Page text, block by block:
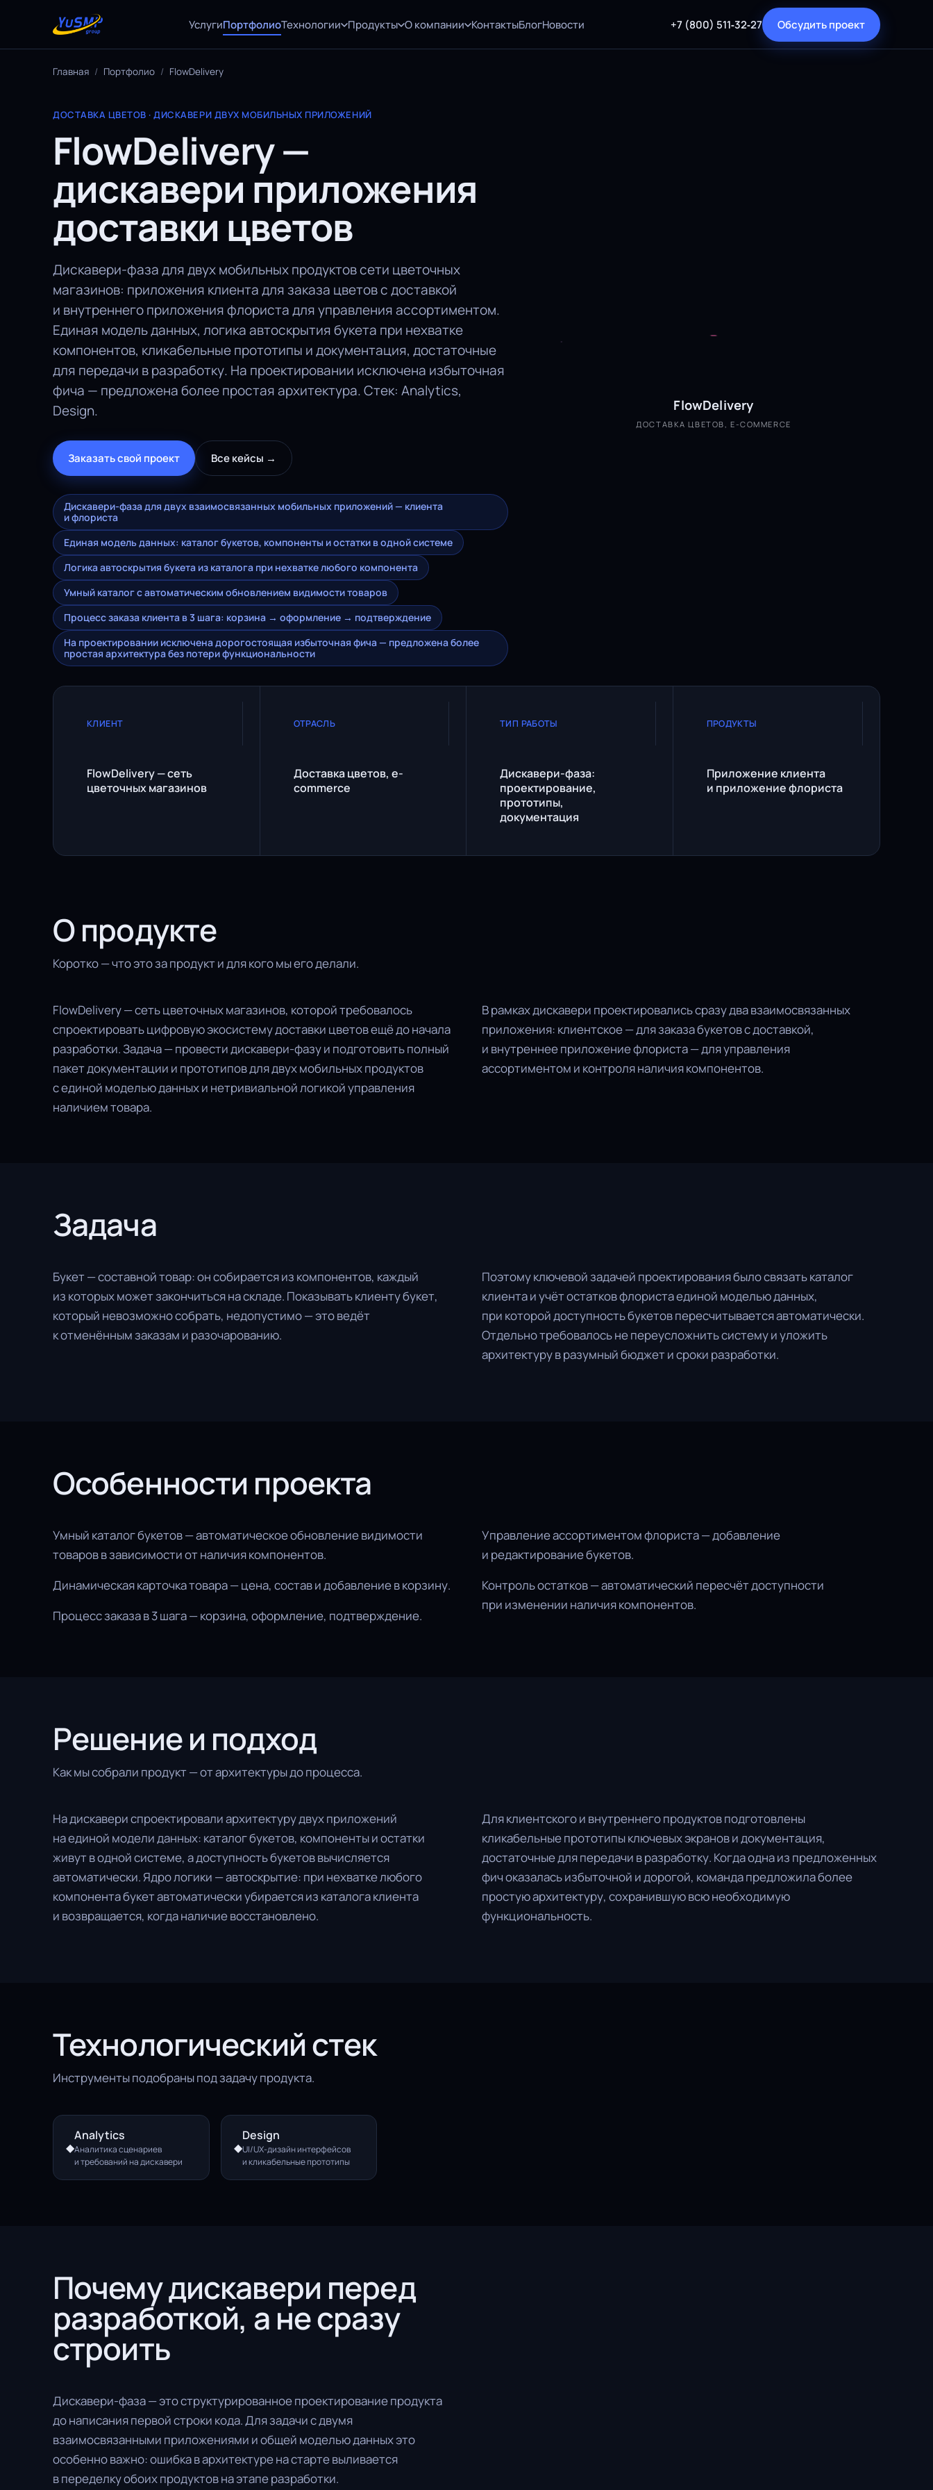
УслугиПортфолиоТехнологии Продукты О компании КонтактыБлогНовости +7 (800) 511‑32‑27 Обсудить проект
Главная / Портфолио / FlowDelivery
ДОСТАВКА ЦВЕТОВ · ДИСКАВЕРИ ДВУХ МОБИЛЬНЫХ ПРИЛОЖЕНИЙ
FlowDelivery —
дискавери приложения
доставки цветов
Дискавери-фаза для двух мобильных продуктов сети цветочных
магазинов: приложения клиента для заказа цветов с доставкой
и внутреннего приложения флориста для управления ассортиментом.
Единая модель данных, логика автоскрытия букета при нехватке
компонентов, кликабельные прототипы и документация, достаточные
для передачи в разработку. На проектировании исключена избыточная
фича — предложена более простая архитектура. Стек: Analytics,
Design.
Заказать свой проект Все кейсы →
Дискавери-фаза для двух взаимосвязанных мобильных приложений — клиента
и флориста
Единая модель данных: каталог букетов, компоненты и остатки в одной системе
Логика автоскрытия букета из каталога при нехватке любого компонента
Умный каталог с автоматическим обновлением видимости товаров
Процесс заказа клиента в 3 шага: корзина → оформление → подтверждение
На проектировании исключена дорогостоящая избыточная фича — предложена более
простая архитектура без потери функциональности
FlowDelivery
ДОСТАВКА ЦВЕТОВ, E-COMMERCE
КЛИЕНТ
FlowDelivery — сеть
цветочных магазинов
ОТРАСЛЬ
Доставка цветов, e-
commerce
ТИП РАБОТЫ
Дискавери-фаза:
проектирование,
прототипы,
документация
ПРОДУКТЫ
Приложение клиента
и приложение флориста
О продукте
Коротко — что это за продукт и для кого мы его делали.
FlowDelivery — сеть цветочных магазинов, которой требовалось
спроектировать цифровую экосистему доставки цветов ещё до начала
разработки. Задача — провести дискавери-фазу и подготовить полный
пакет документации и прототипов для двух мобильных продуктов
с единой моделью данных и нетривиальной логикой управления
наличием товара.
В рамках дискавери проектировались сразу два взаимосвязанных
приложения: клиентское — для заказа букетов с доставкой,
и внутреннее приложение флориста — для управления
ассортиментом и контроля наличия компонентов.
Задача
Букет — составной товар: он собирается из компонентов, каждый
из которых может закончиться на складе. Показывать клиенту букет,
который невозможно собрать, недопустимо — это ведёт
к отменённым заказам и разочарованию.
Поэтому ключевой задачей проектирования было связать каталог
клиента и учёт остатков флориста единой моделью данных,
при которой доступность букетов пересчитывается автоматически.
Отдельно требовалось не переусложнить систему и уложить
архитектуру в разумный бюджет и сроки разработки.
Особенности проекта
Умный каталог букетов — автоматическое обновление видимости
товаров в зависимости от наличия компонентов.
Динамическая карточка товара — цена, состав и добавление в корзину.
Процесс заказа в 3 шага — корзина, оформление, подтверждение.
Управление ассортиментом флориста — добавление
и редактирование букетов.
Контроль остатков — автоматический пересчёт доступности
при изменении наличия компонентов.
Решение и подход
Как мы собрали продукт — от архитектуры до процесса.
На дискавери спроектировали архитектуру двух приложений
на единой модели данных: каталог букетов, компоненты и остатки
живут в одной системе, а доступность букетов вычисляется
автоматически. Ядро логики — автоскрытие: при нехватке любого
компонента букет автоматически убирается из каталога клиента
и возвращается, когда наличие восстановлено.
Для клиентского и внутреннего продуктов подготовлены
кликабельные прототипы ключевых экранов и документация,
достаточные для передачи в разработку. Когда одна из предложенных
фич оказалась избыточной и дорогой, команда предложила более
простую архитектуру, сохранившую всю необходимую
функциональность.
Технологический стек
Инструменты подобраны под задачу продукта.
◆
Analytics
Аналитика сценариев
и требований на дискавери
◆
Design
UI/UX-дизайн интерфейсов
и кликабельные прототипы
Почему дискавери перед
разработкой, а не сразу
строить
Дискавери-фаза — это структурированное проектирование продукта
до написания первой строки кода. Для задачи с двумя
взаимосвязанными приложениями и общей моделью данных это
особенно важно: ошибка в архитектуре на старте выливается
в переделку обоих продуктов на этапе разработки.